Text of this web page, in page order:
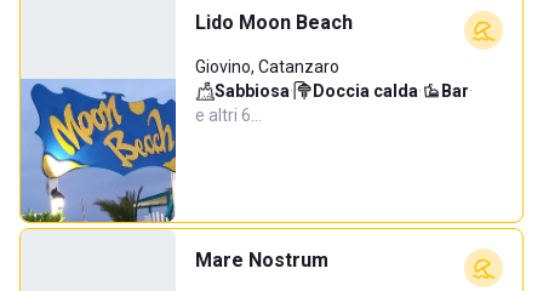
Lido Moon Beach
Giovino, Catanzaro
Sabbiosa· Doccia calda· Bar·
e altri 6…
Mare Nostrum